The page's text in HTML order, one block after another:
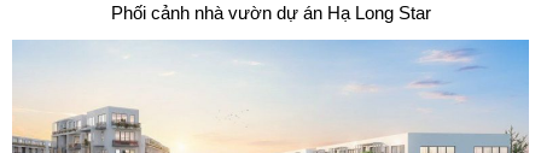
Phối cảnh nhà vườn dự án Hạ Long Star